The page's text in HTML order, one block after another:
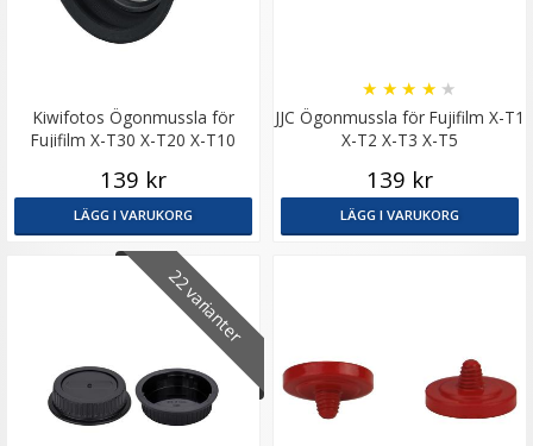
Kiwifotos Ögonmussla för
Fujifilm X-T30 X-T20 X-T10
139 kr
LÄGG I VARUKORG
JJC Ögonmussla för Fujifilm X-T1
X-T2 X-T3 X-T5
★ ★ ★ ★ ★
139 kr
LÄGG I VARUKORG
22 varianter